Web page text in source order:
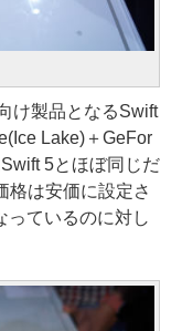
け製品となるSwift
Lake)＋GeFor
5とほぼ同じだ
格は安価に設定さ
っているのに対し